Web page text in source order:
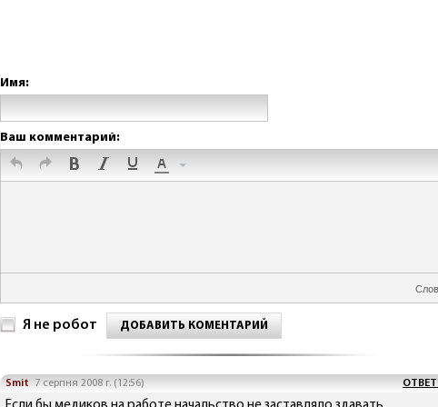
Имя:
Ваш комментарий:
Я не робот ДОБАВИТЬ КОМЕНТАРИЙ
Smit 7 серпня 2008 г. (12:56)